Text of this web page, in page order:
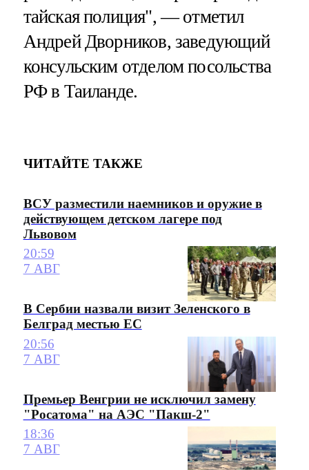
тайская полиция", — отметил
Андрей Дворников, заведующий
консульским отделом посольства
РФ в Таиланде.
ЧИТАЙТЕ ТАКЖЕ
ВСУ разместили наемников и оружие в
действующем детском лагере под
Львовом
20:59
7 АВГ
В Сербии назвали визит Зеленского в
Белград местью ЕС
20:56
7 АВГ
Премьер Венгрии не исключил замену
"Росатома" на АЭС "Пакш-2"
18:36
7 АВГ